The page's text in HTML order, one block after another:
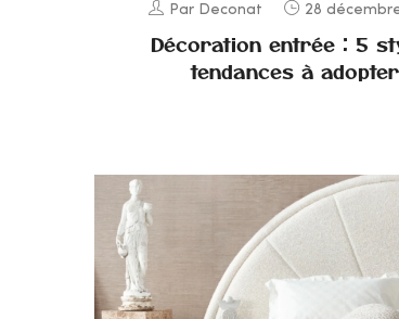
Par Deconat 28
Décoration entrée : 5
tendances à adopter